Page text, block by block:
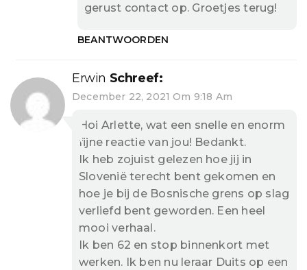
gerust contact op. Groetjes terug!
BEANTWOORDEN
Erwin Schreef:
December 22, 2021 Om 9:18 Am
Hoi Arlette, wat een snelle en enorm
fijne reactie van jou! Bedankt.
Ik heb zojuist gelezen hoe jij in
Slovenië terecht bent gekomen en
hoe je bij de Bosnische grens op slag
verliefd bent geworden. Een heel
mooi verhaal.
Ik ben 62 en stop binnenkort met
werken. Ik ben nu leraar Duits op een